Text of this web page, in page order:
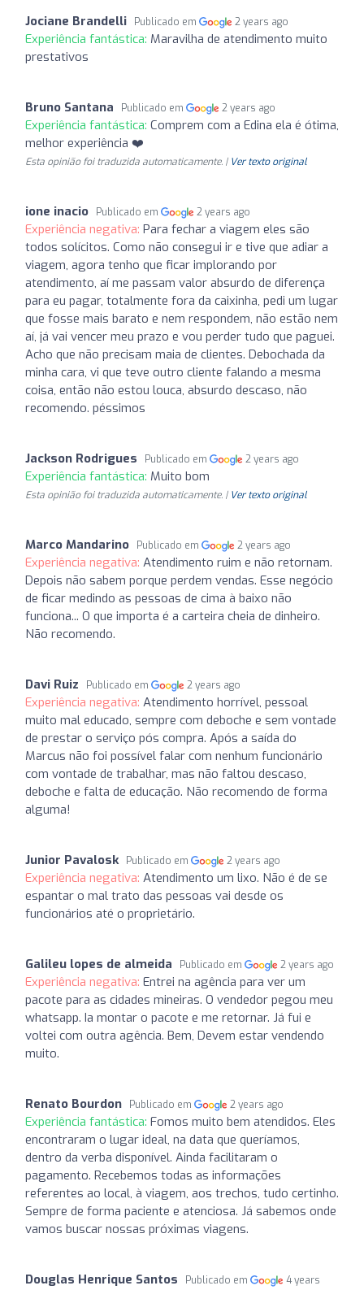
Jociane Brandelli Publicado em 2 years ago
Experiência fantástica: Maravilha de atendimento muito
prestativos
Bruno Santana Publicado em 2 years ago
Experiência fantástica: Comprem com a Edina ela é ótima,
melhor experiência ❤️
Esta opinião foi traduzida automaticamente. | Ver texto original
ione inacio Publicado em 2 years ago
Experiência negativa: Para fechar a viagem eles são
todos solícitos. Como não consegui ir e tive que adiar a
viagem, agora tenho que ficar implorando por
atendimento, aí me passam valor absurdo de diferença
para eu pagar, totalmente fora da caixinha, pedi um lugar
que fosse mais barato e nem respondem, não estão nem
aí, já vai vencer meu prazo e vou perder tudo que paguei.
Acho que não precisam maia de clientes. Debochada da
minha cara, vi que teve outro cliente falando a mesma
coisa, então não estou louca, absurdo descaso, não
recomendo. péssimos
Jackson Rodrigues Publicado em 2 years ago
Experiência fantástica: Muito bom
Esta opinião foi traduzida automaticamente. | Ver texto original
Marco Mandarino Publicado em 2 years ago
Experiência negativa: Atendimento ruim e não retornam.
Depois não sabem porque perdem vendas. Esse negócio
de ficar medindo as pessoas de cima à baixo não
funciona... O que importa é a carteira cheia de dinheiro.
Não recomendo.
Davi Ruiz Publicado em 2 years ago
Experiência negativa: Atendimento horrível, pessoal
muito mal educado, sempre com deboche e sem vontade
de prestar o serviço pós compra. Após a saída do
Marcus não foi possível falar com nenhum funcionário
com vontade de trabalhar, mas não faltou descaso,
deboche e falta de educação. Não recomendo de forma
alguma!
Junior Pavalosk Publicado em 2 years ago
Experiência negativa: Atendimento um lixo. Não é de se
espantar o mal trato das pessoas vai desde os
funcionários até o proprietário.
Galileu lopes de almeida Publicado em 2 years ago
Experiência negativa: Entrei na agência para ver um
pacote para as cidades mineiras. O vendedor pegou meu
whatsapp. Ia montar o pacote e me retornar. Já fui e
voltei com outra agência. Bem, Devem estar vendendo
muito.
Renato Bourdon Publicado em 2 years ago
Experiência fantástica: Fomos muito bem atendidos. Eles
encontraram o lugar ideal, na data que queríamos,
dentro da verba disponível. Ainda facilitaram o
pagamento. Recebemos todas as informações
referentes ao local, à viagem, aos trechos, tudo certinho.
Sempre de forma paciente e atenciosa. Já sabemos onde
vamos buscar nossas próximas viagens.
Douglas Henrique Santos Publicado em
4 years